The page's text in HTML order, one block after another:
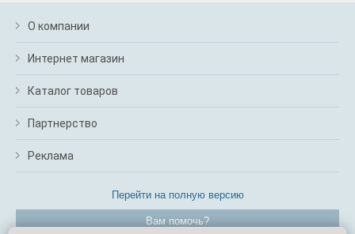
О компании
Интернет магазин
Каталог товаров
Партнерство
Реклама
Перейти на полную версию
Вам помочь?